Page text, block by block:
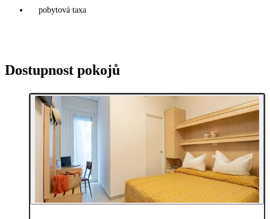
pobytová taxa
Dostupnost pokojů